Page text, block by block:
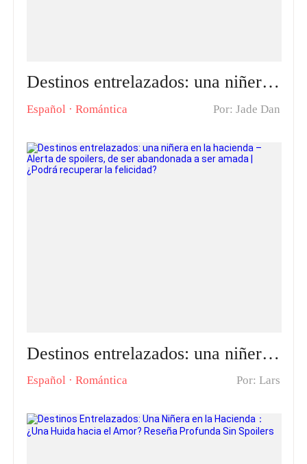
Destinos entrelazados: una niñera en la hacienda · Alerta de spoilers, El giro llega demasiado rápido | ¿Ese hombre es realmente su salvación?
Español ·Romántica Por: Jade Dan
Destinos entrelazados: una niñera en la hacienda – Alerta de spoilers, de ser abandonada a ser amada | ¿Podrá recuperar la felicidad?
Español ·Romántica Por: Lars